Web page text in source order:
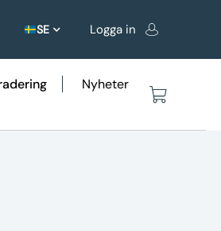
SE Logga in
Nyheter